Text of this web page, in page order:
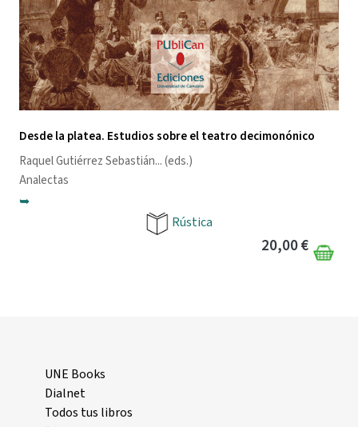
Desde la platea. Estudios sobre el teatro decimonónico
Raquel Gutiérrez Sebastián... (eds.)
Analectas
➥
Rústica
20,00 €
UNE Books
Dialnet
Todos tus libros